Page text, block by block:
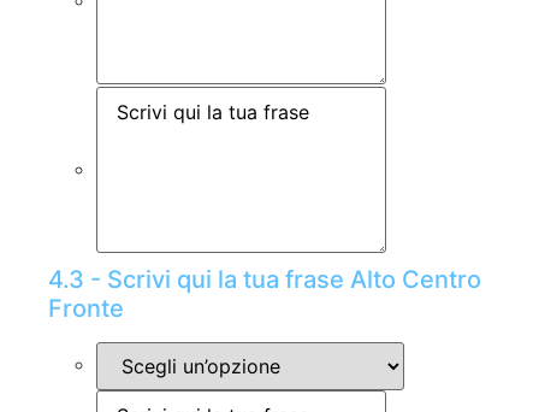
4.3 - Scrivi qui la tua frase Alto Centro
Fronte